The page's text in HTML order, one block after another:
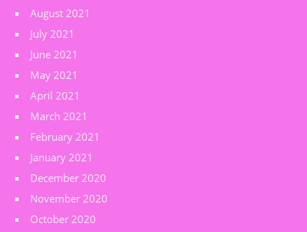
August 2021
July 2021
June 2021
May 2021
April 2021
March 2021
February 2021
January 2021
December 2020
November 2020
October 2020